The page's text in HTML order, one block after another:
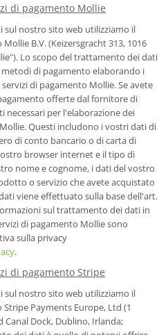
di pagamento Mollie
sul nostro sito web utilizziamo il
B.V. (Keizersgracht 313, 1016
Lo scopo del trattamento dei dati
di pagamento elaborando i
di pagamento Mollie. Se avete
offerte dal fornitore di
necessari per l'elaborazione dei
Questi includono i vostri dati di
di conto bancario o di carta di
browser internet e il tipo di
nome e cognome, i dati del vostro
o servizio che avete acquistato
viene effettuato sulla base dell'art.
sul trattamento dei dati in
di pagamento Mollie sono
sulla privacy
.
di pagamento Stripe
sul nostro sito web utilizziamo il
Payments Europe, Ltd (1
Canal Dock, Dublino, Irlanda;